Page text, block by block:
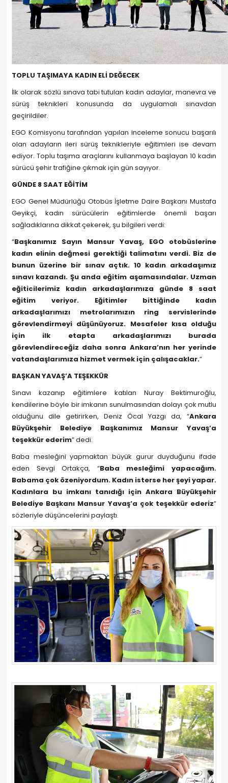
TOPLU TAŞIMAYA KADIN ELİ DEĞECEK
İlk olarak sözlü sınava tabi tutulan kadın adaylar, manevra ve
sürüş teknikleri konusunda da uygulamalı sınavdan
geçirildiler.
EGO Komisyonu tarafından yapılan inceleme sonucu başarılı
olan adayların ileri sürüş teknikleriyle eğitimleri ise devam
ediyor. Toplu taşıma araçlarını kullanmaya başlayan 10 kadın
sürücü şehir trafiğine çıkmak için gün sayıyor.
GÜNDE 8 SAAT EĞİTİM
EGO Genel Müdürlüğü Otobüs İşletme Daire Başkanı Mustafa
Geyikçi, kadın sürücülerin eğitimlerde önemli başarı
sağladıklarına dikkat çekerek, şu bilgileri verdi:
“Başkanımız Sayın Mansur Yavaş, EGO otobüslerine
kadın elinin değmesi gerektiği talimatını verdi. Biz de
bunun üzerine bir sınav açtık. 10 kadın arkadaşımız
sınavı kazandı. Şu anda eğitim aşamasındalar. Uzman
eğiticilerimiz kadın arkadaşlarımıza günde 8 saat
eğitim veriyor. Eğitimler bittiğinde kadın
arkadaşlarımızı metrolarımızın ring servislerinde
görevlendirmeyi düşünüyoruz. Mesafeler kısa olduğu
için ilk etapta arkadaşlarımızı burada
görevlendireceğiz daha sonra Ankara’nın her yerinde
vatandaşlarımıza hizmet vermek için çalışacaklar.”
BAŞKAN YAVAŞ’A TEŞEKKÜR
Sınavı kazanıp eğitimlere katılan Nuray Bektimuroğlu,
kendilerine böyle bir imkanın sunulmasından dolayı çok mutlu
olduğunu dile getirirken, Deniz Öcal Yazgı da, “Ankara
Büyükşehir Belediye Başkanımız Mansur Yavaş’a
teşekkür ederim” dedi.
Baba mesleğini yapmaktan büyük gurur duyduğunu ifade
eden Sevgi Ortakça, “Baba mesleğimi yapacağım.
Babama çok özeniyordum. Kadın isterse her şeyi yapar.
Kadınlara bu imkanı tanıdığı için Ankara Büyükşehir
Belediye Başkanı Mansur Yavaş’a çok teşekkür ederiz”
sözleriyle düşüncelerini paylaştı.